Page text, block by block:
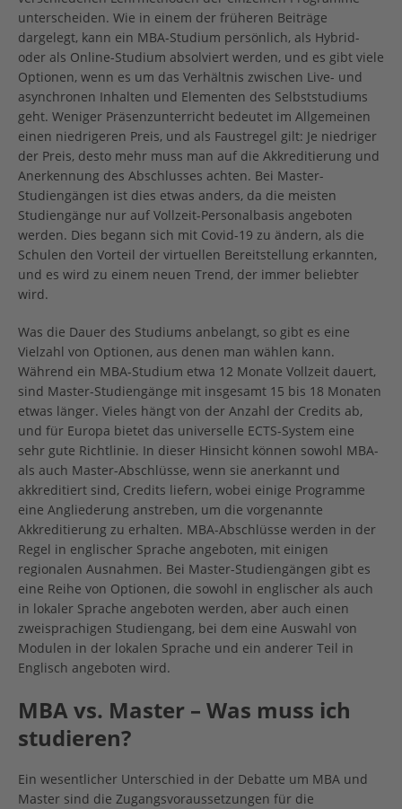
unterscheiden. Wie in einem der früheren Beiträge
dargelegt, kann ein MBA-Studium persönlich, als Hybrid-
oder als Online-Studium absolviert werden, und es gibt viele
Optionen, wenn es um das Verhältnis zwischen Live- und
asynchronen Inhalten und Elementen des Selbststudiums
geht. Weniger Präsenzunterricht bedeutet im Allgemeinen
einen niedrigeren Preis, und als Faustregel gilt: Je niedriger
der Preis, desto mehr muss man auf die Akkreditierung und
Anerkennung des Abschlusses achten. Bei Master-
Studiengängen ist dies etwas anders, da die meisten
Studiengänge nur auf Vollzeit-Personalbasis angeboten
werden. Dies begann sich mit Covid-19 zu ändern, als die
Schulen den Vorteil der virtuellen Bereitstellung erkannten,
und es wird zu einem neuen Trend, der immer beliebter
wird.
Was die Dauer des Studiums anbelangt, so gibt es eine
Vielzahl von Optionen, aus denen man wählen kann.
Während ein MBA-Studium etwa 12 Monate Vollzeit dauert,
sind Master-Studiengänge mit insgesamt 15 bis 18 Monaten
etwas länger. Vieles hängt von der Anzahl der Credits ab,
und für Europa bietet das universelle ECTS-System eine
sehr gute Richtlinie. In dieser Hinsicht können sowohl MBA-
als auch Master-Abschlüsse, wenn sie anerkannt und
akkreditiert sind, Credits liefern, wobei einige Programme
eine Angliederung anstreben, um die vorgenannte
Akkreditierung zu erhalten. MBA-Abschlüsse werden in der
Regel in englischer Sprache angeboten, mit einigen
regionalen Ausnahmen. Bei Master-Studiengängen gibt es
eine Reihe von Optionen, die sowohl in englischer als auch
in lokaler Sprache angeboten werden, aber auch einen
zweisprachigen Studiengang, bei dem eine Auswahl von
Modulen in der lokalen Sprache und ein anderer Teil in
Englisch angeboten wird.
MBA vs. Master – Was muss ich
studieren?
Ein wesentlicher Unterschied in der Debatte um MBA und
Master sind die Zugangsvoraussetzungen für die